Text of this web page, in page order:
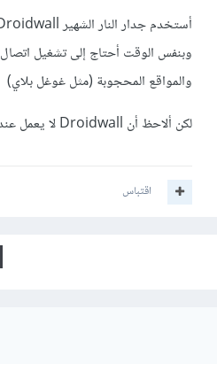
وبنفس الوقت أحتاج إلى تشغيل اتصال
والمواقع المحجوبة (مثل غوغل بلاي)
لكن ألاحظ أن Droidwall لا يعمل عندما أشغّل
اقتباس